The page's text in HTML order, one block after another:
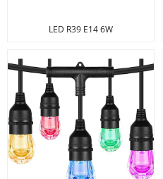
LED R39 E14 6W